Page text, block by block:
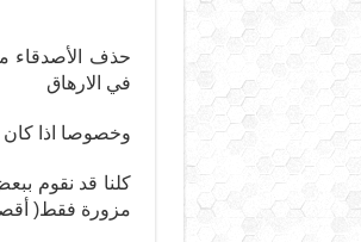
حذف الأصدقاء
في الارهاق
وخصوصا اذا كان لديك قرابة ال 10
كلنا قد نقوم
مزورة فقط(